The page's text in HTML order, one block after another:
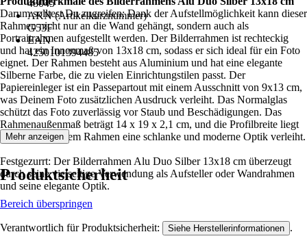
48045
AKN (Artikelkurznummer)
G53F
EAN
4250101394485
Darum solltest Du zugreifen: Dank der Aufstellmöglichkeit kann dieser
Rahmen nicht nur an die Wand gehängt, sondern auch als
Portraitrahmen aufgestellt werden. Der Bilderrahmen ist rechteckig
und hat ein Innenmaß von 13x18 cm, sodass er sich ideal für ein Foto
eignet. Der Rahmen besteht aus Aluminium und hat eine elegante
Silberne Farbe, die zu vielen Einrichtungstilen passt. Der
Papiereinleger ist ein Passepartout mit einem Ausschnitt von 9x13 cm,
was Deinem Foto zusätzlichen Ausdruck verleiht. Das Normalglas
schützt das Foto zuverlässig vor Staub und Beschädigungen. Das
Rahmenaußenmaß beträgt 14 x 19 x 2,1 cm, und die Profilbreite liegt
bei 1 cm, was dem Rahmen eine schlanke und moderne Optik verleiht.
Festgezurrt: Der Bilderrahmen Alu Duo Silber 13x18 cm überzeugt
durch seine vielseitige Verwendung als Aufsteller oder Wandrahmen
und seine elegante Optik.
Mehr anzeigen
Produktsicherheit
Bereich überspringen
Verantwortlich für Produktsicherheit: Siehe Herstellerinformationen .